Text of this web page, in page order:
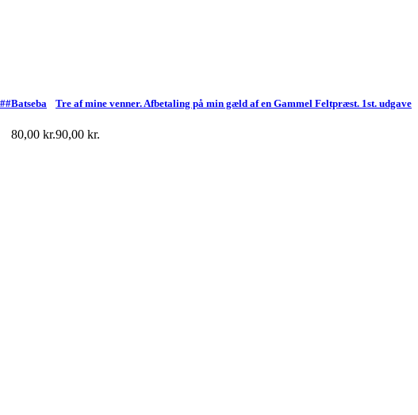
Tre af mine venner. Afbetaling på min gæld af en Gammel Feltpræst. 1st. udgave
90,00 kr.
Batseba
80,00 kr.